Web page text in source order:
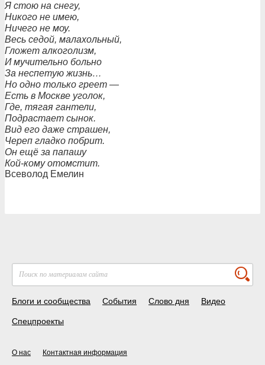
Я стою на снегу,
Никого не имею,
Ничего не моу.
Весь седой, малахольный,
Гложет алкоголизм,
И мучительно больно
За неспетую жизнь…
Но одно только греет —
Есть в Москве уголок,
Где, тягая гантели,
Подрастает сынок.
Вид его даже страшен,
Череп гладко побрит.
Он ещё за папашу
Кой-кому отомстит.
Всеволод Емелин
Блоги и сообщества События Слово дня Видео
Спецпроекты
О нас Контактная информация